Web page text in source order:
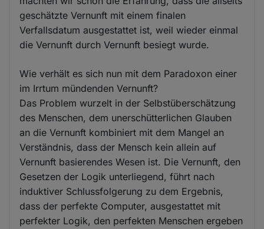
geschätzte Vernunft mit einem finalen
Verfallsdatum ausgestattet ist, weil wieder einmal
die Vernunft durch Vernunft besiegt wurde.
Wie verhält es sich nun mit dem Paradoxon einer
im Irrtum mündenden Vernunft?
Das Problem wurzelt in der Selbstüberschätzung
des Menschen, dem unerschütterlichen Glauben
an die Vernunft kombiniert mit dem Mangel an
Verständnis, dass der Mensch kein allein auf
Vernunft basierendes Wesen ist. Die Vernunft, den
Gesetzen der Logik unterliegend, führt nach
induktiver Schlussfolgerung zu dem Ergebnis,
dass der perfekte Computer, ausgestattet mit
perfekter Logik, den perfekten Menschen ergeben